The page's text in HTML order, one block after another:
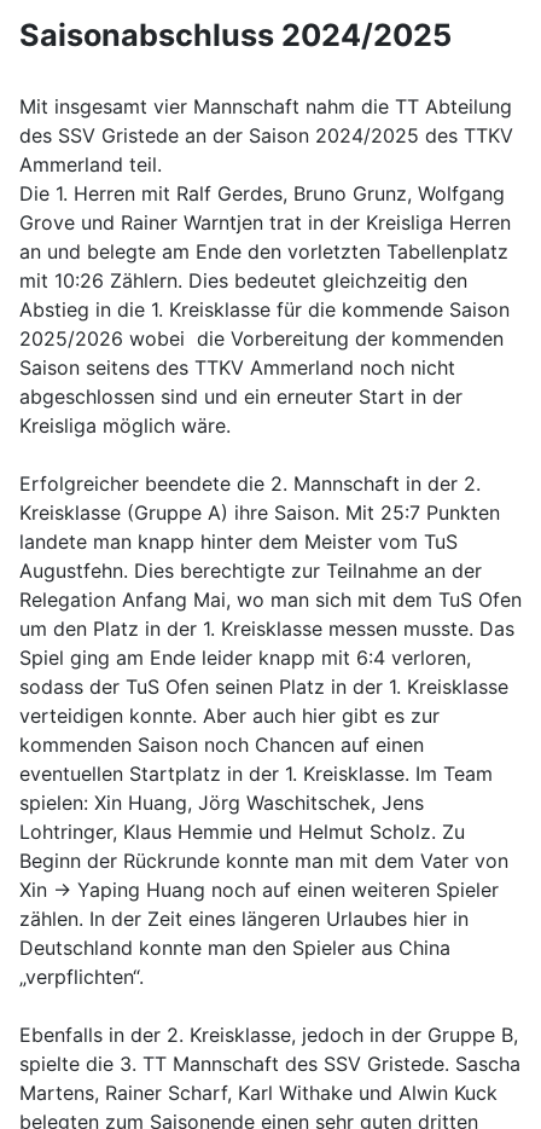
Saisonabschluss 2024/2025
Mit insgesamt vier Mannschaft nahm die TT Abteilung
des SSV Gristede an der Saison 2024/2025 des TTKV
Ammerland teil.
Die 1. Herren mit Ralf Gerdes, Bruno Grunz, Wolfgang
Grove und Rainer Warntjen trat in der Kreisliga Herren
an und belegte am Ende den vorletzten Tabellenplatz
mit 10:26 Zählern. Dies bedeutet gleichzeitig den
Abstieg in die 1. Kreisklasse für die kommende Saison
2025/2026 wobei die Vorbereitung der kommenden
Saison seitens des TTKV Ammerland noch nicht
abgeschlossen sind und ein erneuter Start in der
Kreisliga möglich wäre.
Erfolgreicher beendete die 2. Mannschaft in der 2.
Kreisklasse (Gruppe A) ihre Saison. Mit 25:7 Punkten
landete man knapp hinter dem Meister vom TuS
Augustfehn. Dies berechtigte zur Teilnahme an der
Relegation Anfang Mai, wo man sich mit dem TuS Ofen
um den Platz in der 1. Kreisklasse messen musste. Das
Spiel ging am Ende leider knapp mit 6:4 verloren,
sodass der TuS Ofen seinen Platz in der 1. Kreisklasse
verteidigen konnte. Aber auch hier gibt es zur
kommenden Saison noch Chancen auf einen
eventuellen Startplatz in der 1. Kreisklasse. Im Team
spielen: Xin Huang, Jörg Waschitschek, Jens
Lohtringer, Klaus Hemmie und Helmut Scholz. Zu
Beginn der Rückrunde konnte man mit dem Vater von
Xin -> Yaping Huang noch auf einen weiteren Spieler
zählen. In der Zeit eines längeren Urlaubes hier in
Deutschland konnte man den Spieler aus China
„verpflichten“.
Ebenfalls in der 2. Kreisklasse, jedoch in der Gruppe B,
spielte die 3. TT Mannschaft des SSV Gristede. Sascha
Martens, Rainer Scharf, Karl Withake und Alwin Kuck
belegten zum Saisonende einen sehr guten dritten